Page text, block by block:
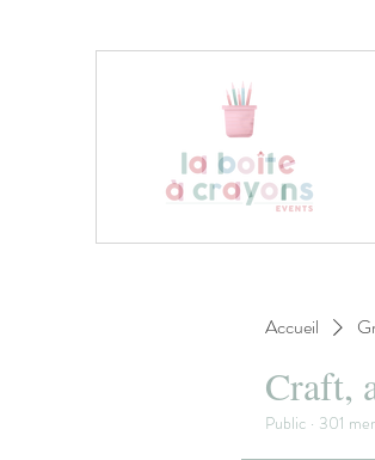
Accueil
Craft,
Public · 301